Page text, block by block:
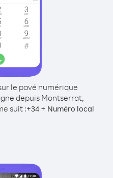
le pavé numérique
depuis Montserrat,
suit :+34+ Numéro local